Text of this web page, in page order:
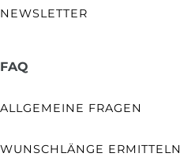
NEWSLETTER
FAQ
ALLGEMEINE FRAGEN
WUNSCHLÄNGE ERMITTELN